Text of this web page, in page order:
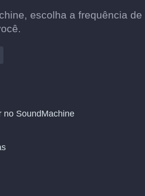
escolha a frequência de
no SoundMachine